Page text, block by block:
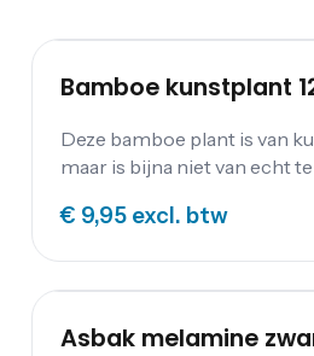
Bamboe kunstplant
Deze bamboe plant is van
maar is bijna niet van echt
€ 9,95 excl. btw
Asbak melamine